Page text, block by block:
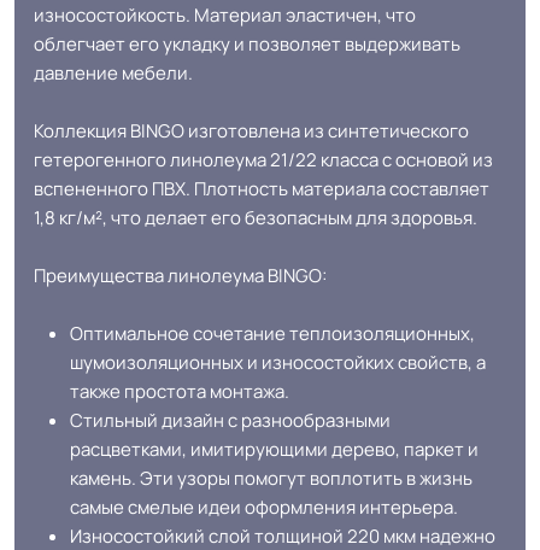
(max +27C)
Система стыковки
Система примыкания к
стенам
Плинтус ПВХ
На клей для линолеума марок:
контакт / EUROPROF 521 фиксация
Оттенок Светлый дуб
Ламинат
износостойкость. Материал эластичен, что
облегчает его укладку и позволяет выдерживать
давление мебели.
Коллекция BINGO изготовлена из синтетического
гетерогенного линолеума 21/22 класса с основой из
вспененного ПВХ. Плотность материала составляет
1,8 кг/м², что делает его безопасным для здоровья.
Преимущества линолеума BINGO:
Оптимальное сочетание теплоизоляционных,
шумоизоляционных и износостойких свойств, а
также простота монтажа.
Стильный дизайн с разнообразными
расцветками, имитирующими дерево, паркет и
камень. Эти узоры помогут воплотить в жизнь
самые смелые идеи оформления интерьера.
Износостойкий слой толщиной 220 мкм надежно